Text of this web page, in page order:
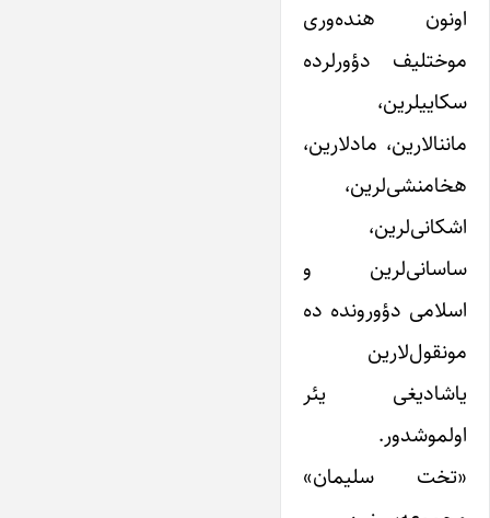
اونون هنده‌وری
موختلیف دؤورلرده
سکاییلرین،
ماننا‌لارین، ماد‌لارین،
هخامنشی‌لرین،
اشکانی‌لرین،
ساسانی‌لرین و
اسلامی دؤورونده ده
مونقول‌‌لارین
یاشادیغی یئر
اولموشدور.
«تخت سلیمان»